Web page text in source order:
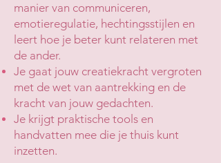
manier van communiceren,
emotieregulatie, hechtingsstijlen en
leert hoe je beter kunt relateren met
de ander.
Je gaat jouw creatiekracht vergroten
met de wet van aantrekking en de
kracht van jouw gedachten.
Je krijgt praktische tools en
handvatten mee die je thuis kunt
inzetten.